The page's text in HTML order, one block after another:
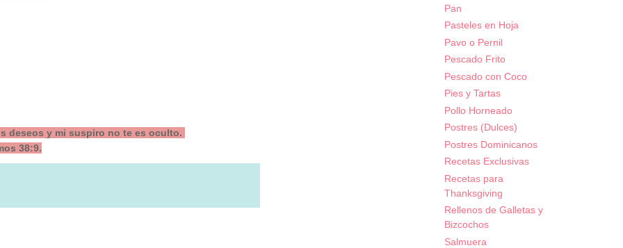
Pan
Pasteles en Hoja
Pavo o Pernil
Pescado Frito
Pescado con Coco
Pies y Tartas
Pollo Horneado
Postres (Dulces)
Postres Dominicanos
Recetas Exclusivas
Recetas para
Thanksgiving
Rellenos de Galletas y
Bizcochos
Salmuera
deseos y mi suspiro no te es oculto.
38:9.